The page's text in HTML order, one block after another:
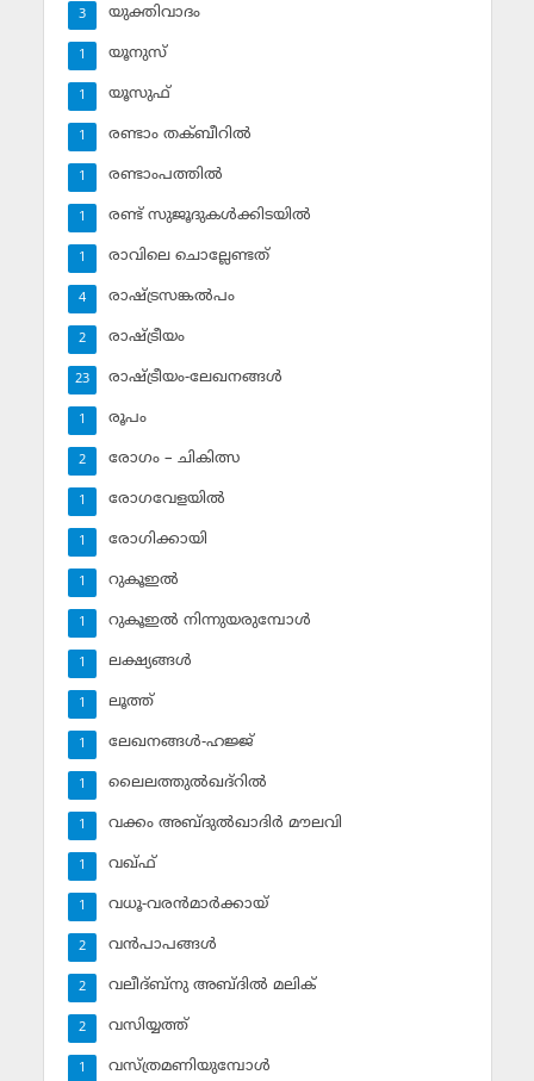
യുക്തിവാദം
3
യൂനുസ്‌
1
യൂസുഫ്‌
1
രണ്ടാം തക്ബീറില്‍
1
രണ്ടാംപത്തില്‍
1
രണ്ട് സുജൂദുകള്‍ക്കിടയില്‍
1
രാവിലെ ചൊല്ലേണ്ടത്
1
രാഷ്ട്രസങ്കല്‍പം
4
രാഷ്ട്രീയം
2
രാഷ്ട്രീയം-ലേഖനങ്ങള്‍
23
രൂപം
1
രോഗം – ചികിത്സ
2
രോഗവേളയില്‍
1
രോഗിക്കായി
1
റുകൂഇല്‍
1
റുകൂഇല്‍ നിന്നുയരുമ്പോള്‍
1
ലക്ഷ്യങ്ങള്‍
1
ലൂത്ത്‌
1
ലേഖനങ്ങള്‍-ഹജ്ജ്‌
1
ലൈലത്തുല്‍ഖദ്‌റില്‍
1
വക്കം അബ്ദുല്‍ഖാദിര്‍ മൗലവി
1
വഖ്ഫ്
1
വധൂ-വരന്‍മാര്‍ക്കായ്
1
വന്‍പാപങ്ങള്‍
2
വലീദ്ബ്‌നു അബ്ദില്‍ മലിക്‌
2
വസിയ്യത്ത്‌
2
വസ്ത്രമണിയുമ്പോള്‍
1